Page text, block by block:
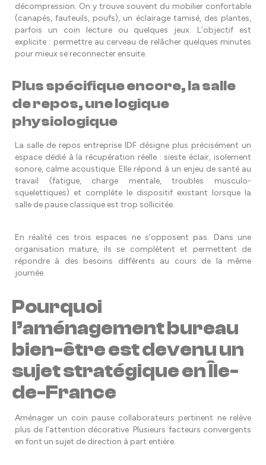
décompression. On y trouve souvent du mobilier confortable
(canapés, fauteuils, poufs), un éclairage tamisé, des plantes,
parfois un coin lecture ou quelques jeux. L’objectif est
explicite : permettre au cerveau de relâcher quelques minutes
pour mieux se reconnecter ensuite.
Plus spécifique encore, la salle
de repos, une logique
physiologique
La salle de repos entreprise IDF désigne plus précisément un
espace dédié à la récupération réelle : sieste éclair, isolement
sonore, calme acoustique. Elle répond à un enjeu de santé au
travail (fatigue, charge mentale, troubles musculo-
squelettiques) et complète le dispositif existant lorsque la
salle de pause classique est trop sollicitée.
En réalité ces trois espaces ne s’opposent pas. Dans une
organisation mature, ils se complètent et permettent de
répondre à des besoins différents au cours de la même
journée.
Pourquoi
l’aménagement bureau
bien-être est devenu un
sujet stratégique en Île-
de-France
Aménager un coin pause collaborateurs pertinent ne relève
plus de l’attention décorative. Plusieurs facteurs convergents
en font un sujet de direction à part entière.